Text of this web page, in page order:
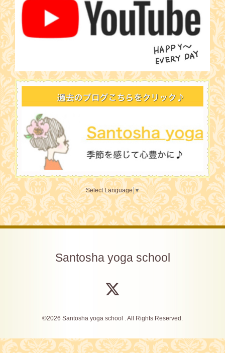
Select Language ▼
Santosha yoga school
©2026 Santosha yoga school . All Rights Reserved.